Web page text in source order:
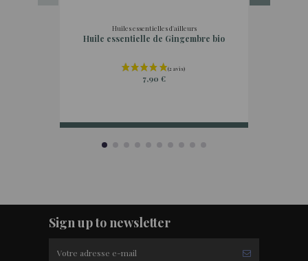
Huiles essentielles d'ailleurs
Huile essentielle de Gingembre bio
7,90 €
Sign up to newsletter